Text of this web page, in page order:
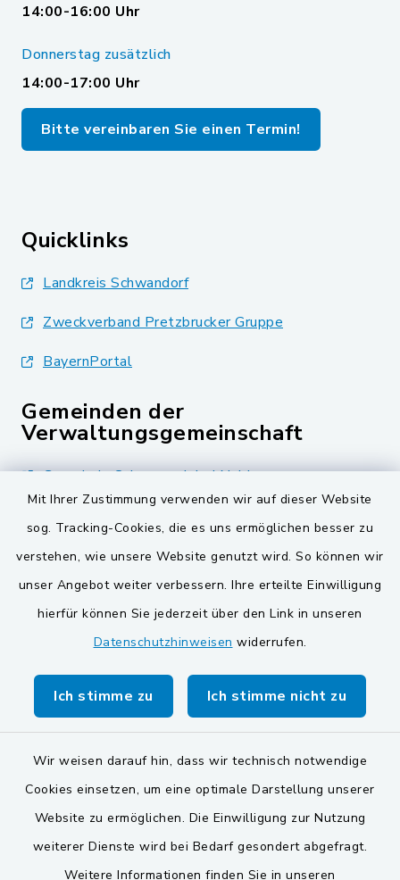
Mit Ihrer Zustimmung verwenden wir auf dieser Website
sog. Tracking-Cookies, die es uns ermöglichen besser zu
verstehen, wie unsere Website genutzt wird. So können wir
unser Angebot weiter verbessern. Ihre erteilte Einwilligung
hierfür können Sie jederzeit über den Link in unseren
Datenschutzhinweisen widerrufen.
Ich stimme zu Ich stimme nicht zu
Wir weisen darauf hin, dass wir technisch notwendige
Cookies einsetzen, um eine optimale Darstellung unserer
Website zu ermöglichen. Die Einwilligung zur Nutzung
weiterer Dienste wird bei Bedarf gesondert abgefragt.
Weitere Informationen finden Sie in unseren
14:00-16:00 Uhr
Donnerstag zusätzlich
14:00-17:00 Uhr
Bitte vereinbaren Sie einen Termin!
Quicklinks
Landkreis Schwandorf
Zweckverband Pretzbrucker Gruppe
BayernPortal
Gemeinden der
Verwaltungsgemeinschaft
Gemeinde Schwarzach bei Nabburg
Gemeinde Stulln
Kontakt
Datenschutz
Impressum